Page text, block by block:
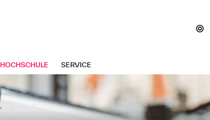
HOCHSCHULE SERVICE